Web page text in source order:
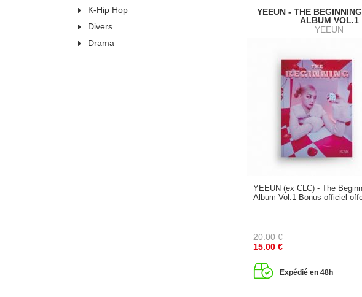
K-Hip Hop
Divers
Drama
YEEUN - THE
ALBUM VOL.1
YEEUN
YEEUN (ex CLC) - The
Album Vol.1 Bonus officiel
20.00 €
15.00 €
Expédié en 48h